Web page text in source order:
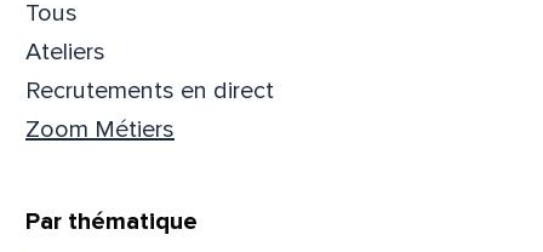
Tous
Ateliers
Recrutements en direct
Zoom Métiers
Par thématique